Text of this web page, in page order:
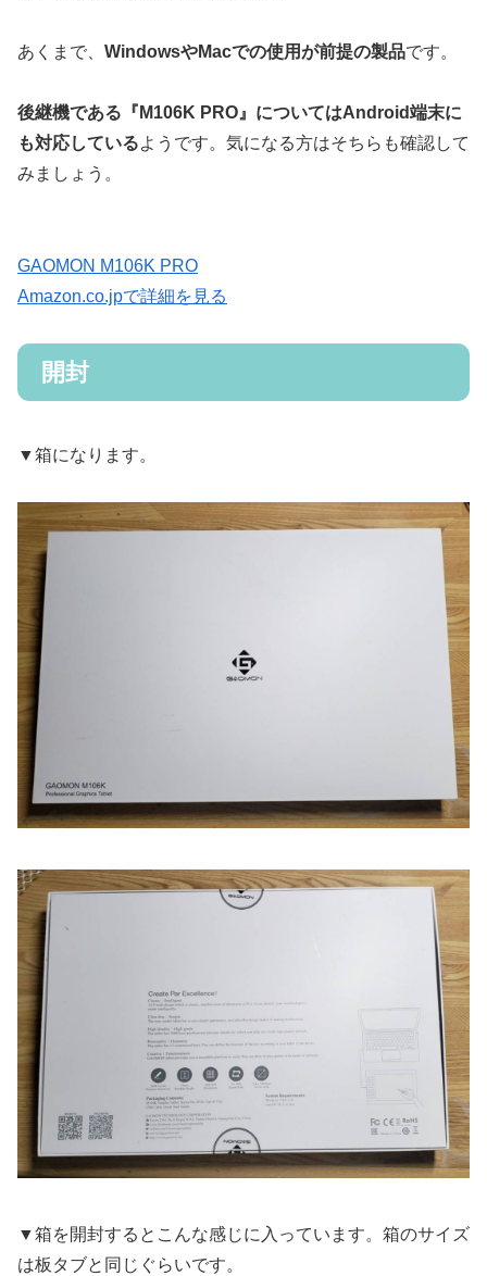
あくまで、 WindowsやMacでの使用が前提の製品です。
後継機である『M106K PRO』についてはAndroid端末に
も対応しているようです。気になる方はそちらも確認して
みましょう。
GAOMON M106K PRO
Amazon.co.jpで詳細を見る
開封
▼箱になります。
▼箱を開封するとこんな感じに入っています。箱のサイズ
は板タブと同じぐらいです。